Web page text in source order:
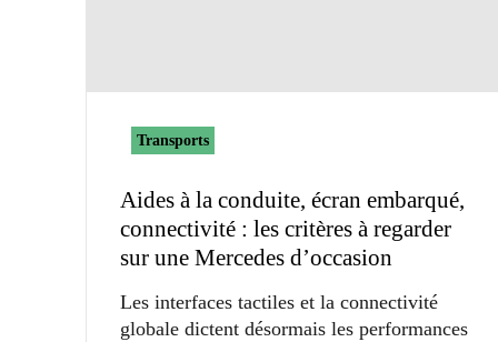
Transports
Aides à la conduite, écran embarqué,
connectivité : les critères à regarder
sur une Mercedes d’occasion
Les interfaces tactiles et la connectivité
globale dictent désormais les performances